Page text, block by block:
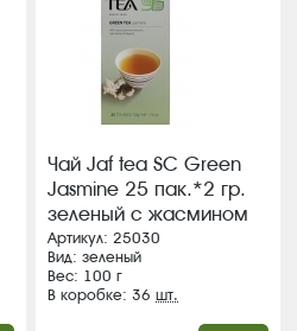
Чай Jaf tea SC Green
Jasmine 25 пак.*2 гр.
зеленый с жасмином
(36) (75)
Артикул: 25030
Вид: зеленый
Вес: 100 г
В коробке: 36шт.